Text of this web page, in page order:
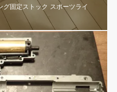
グ固定ストック スポーツライ